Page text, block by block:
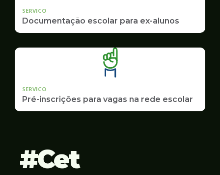
SERVICO
Documentação escolar para ex-alunos
SERVICO
Pré-inscrições para vagas na rede escolar
Cet